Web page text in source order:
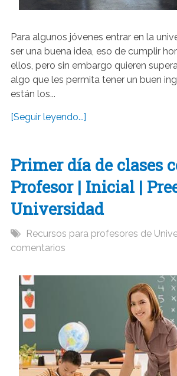
Para algunos jóvenes entrar en la
ser una buena idea, eso de cumplir
ellos, pero sin embargo quieren
algo que les permita tener un buen
están los...
[Seguir leyendo...]
Primer día de clases
Profesor | Inicial |
Universidad
Recursos para profesores de
comentarios